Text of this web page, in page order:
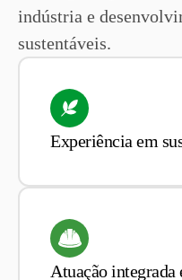
indústria e
sustentáveis.
Experiência em
Atuação integrada